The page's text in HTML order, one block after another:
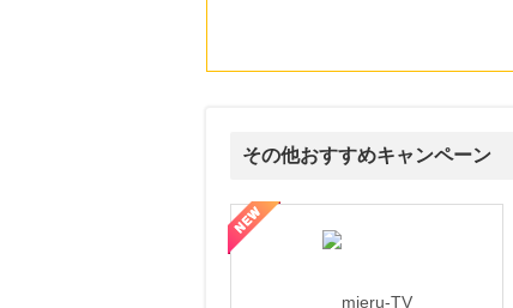
その他おすすめキャンペーン
【LOJEL公式サイト】スーツケース・バッグ
【ロデオドライブ】創